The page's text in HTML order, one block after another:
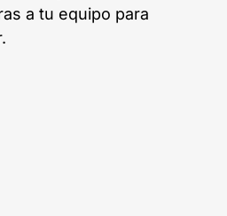
a tu equipo para